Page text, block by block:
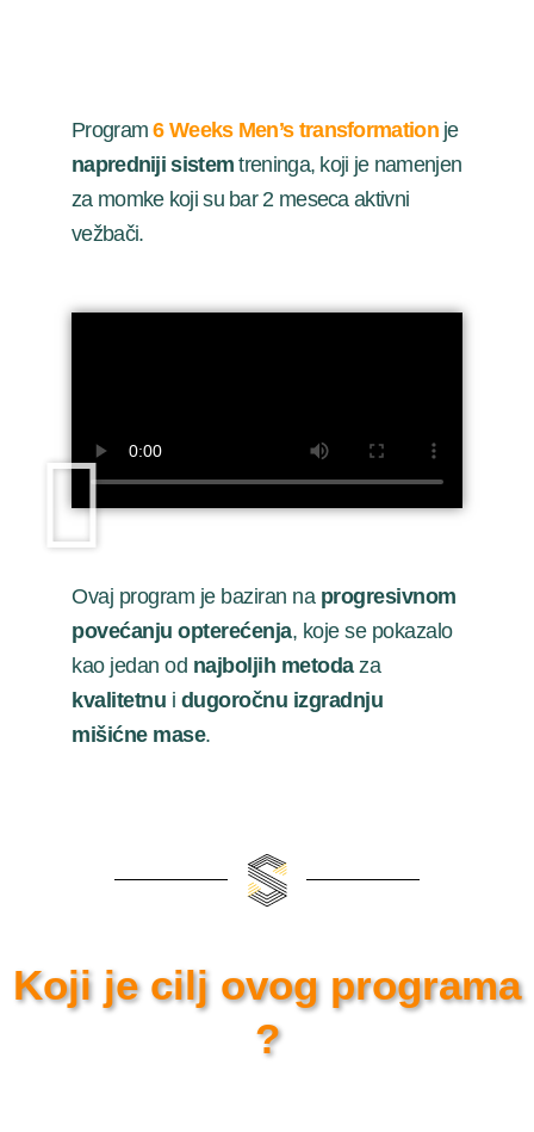
Program6 Weeks Men’s transformationje
napredniji sistem treninga, koji je namenjen
za momke koji su bar 2 meseca aktivni
vežbači.
Ovaj program je baziran na progresivnom
povećanju opterećenja, koje se pokazalo
kao jedan od najboljih metodaza
kvalitetnu i dugoročnu izgradnju
mišićne mase.
Koji je cilj ovog programa
?